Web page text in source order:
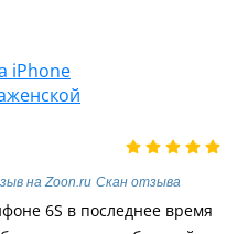
iPhone
на Zoon.ru Скан отзыва
6S в последнее время